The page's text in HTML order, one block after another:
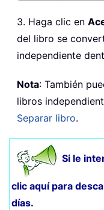
3. Haga clic en
del libro se
independiente
Nota: También
libros
Separar libro.
Si le
clic aquí para
días.